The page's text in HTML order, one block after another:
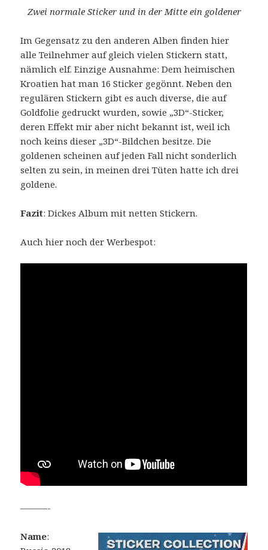
Zwei normale Sticker und in der Mitte ein goldener
Im Gegensatz zu den anderen Alben finden hier
alle Teilnehmer auf gleich vielen Stickern statt,
nämlich elf. Einzige Ausnahme: Dem heimischen
Kroatien hat man 16 Sticker gegönnt. Neben den
regulären Stickern gibt es auch diverse, die auf
Goldfolie gedruckt wurden, sowie „3D“-Sticker,
deren Effekt mir aber nicht bekannt ist, weil ich
noch keins dieser „3D“-Bildchen besitze. Die
goldenen scheinen auf jeden Fall nicht sonderlich
selten zu sein, in meinen drei Tüten hatte ich drei
goldene.
Fazit: Dickes Album mit netten Stickern.
Auch hier noch der Werbespot:
———-
Name: